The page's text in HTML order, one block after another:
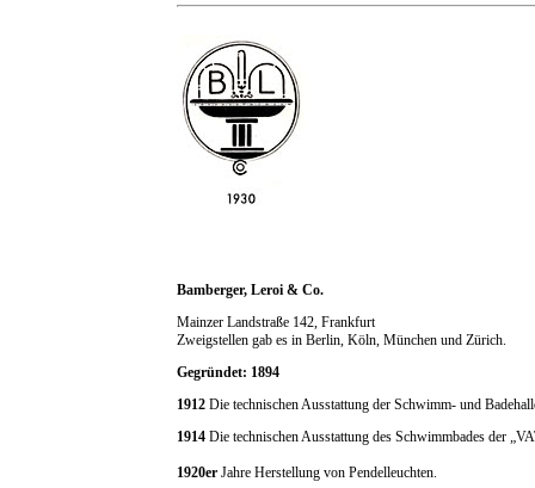
Bamberger, Leroi & Co.
Mainzer Landstraße 142, Frankfurt
Zweigstellen gab es in Berlin, Köln, München und Zürich.
Gegründet: 1894
1912 Die technischen Ausstattung der Schwimm- und
1914 Die technischen Ausstattung des Schwimmbades der
1920er Jahre Herstellung von Pendelleuchten.